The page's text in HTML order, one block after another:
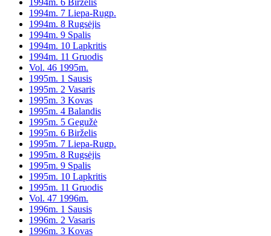
1994m. 6 Birželis
1994m. 7 Liepa-Rugp.
1994m. 8 Rugsėjis
1994m. 9 Spalis
1994m. 10 Lapkritis
1994m. 11 Gruodis
Vol. 46 1995m.
1995m. 1 Sausis
1995m. 2 Vasaris
1995m. 3 Kovas
1995m. 4 Balandis
1995m. 5 Gegužė
1995m. 6 Birželis
1995m. 7 Liepa-Rugp.
1995m. 8 Rugsėjis
1995m. 9 Spalis
1995m. 10 Lapkritis
1995m. 11 Gruodis
Vol. 47 1996m.
1996m. 1 Sausis
1996m. 2 Vasaris
1996m. 3 Kovas